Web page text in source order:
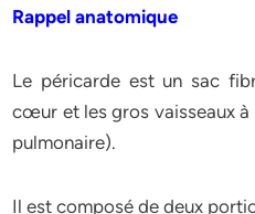
Rappel anatomique
Le péricarde est un sac
cœur et les gros vaisseaux
pulmonaire).
Il est composé de deux